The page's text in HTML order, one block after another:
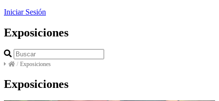
Iniciar Sesión
Exposiciones
/ Exposiciones
Exposiciones